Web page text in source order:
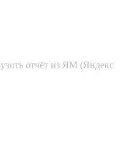
отчёт из ЯМ (Яндекс